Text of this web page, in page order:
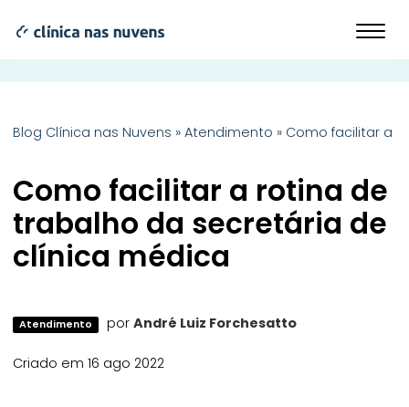
Blog Clínica nas Nuvens »Atendimento » Como facilitar a
Como facilitar a rotina de
trabalho da secretária de
clínica médica
Atendimento por André Luiz Forchesatto
Criado em 16 ago 2022